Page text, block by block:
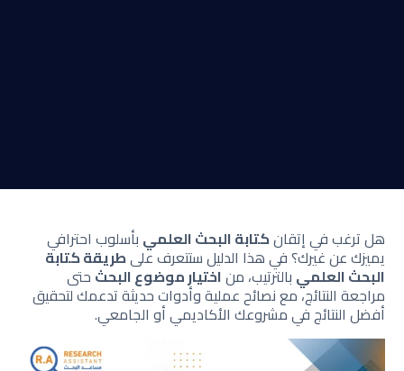
هل ترغب في إتقانكتابة البحث العلميبأسلوب احترافي
يميزك عن غيرك؟ في هذا الدليل ستتعرف علىطريقة كتابة
البحث العلميبالترتيب، مناختيار موضوع البحثحتى
مراجعة النتائج، مع نصائح عملية وأدوات حديثة تدعمك لتحقيق
أفضل النتائج في مشروعك الأكاديمي أو الجامعي.